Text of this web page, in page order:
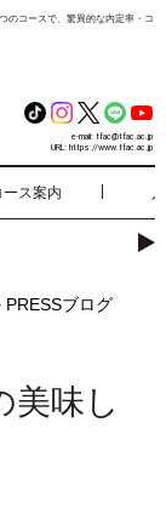
のコースで、驚異的な内定率・コ
e-mail: tfac@tfac.ac.jp
URL: https://www.tfac.ac.jp
ース案内
PRESSブログ
美味し